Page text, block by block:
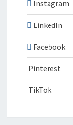
Instagram
LinkedIn
Facebook
Pinterest
TikTok